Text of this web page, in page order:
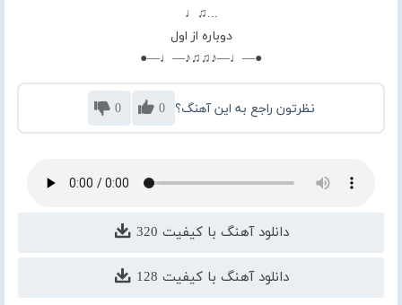
...♫♩
دوباره از اول
●—♩—♪♫♫♪—♩—●
نظرتون راجع به این آهنگ؟ 0
0
دانلود آهنگ با کیفیت 320
دانلود آهنگ با کیفیت 128